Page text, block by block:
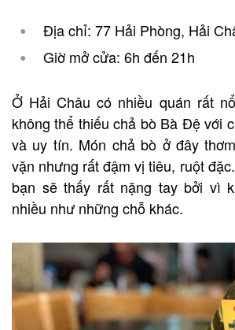
Địa chỉ: 77 Hải Phòng, Hải
Giờ mở cửa: 6h đến 21h
Ở Hải Châu có nhiều quán rất
không thể thiếu chả bò Bà Đệ với
và uy tín. Món chả bò ở đây
vặn nhưng rất đậm vị tiêu, ruột
bạn sẽ thấy rất nặng tay bởi vì
nhiều như những chỗ khác.